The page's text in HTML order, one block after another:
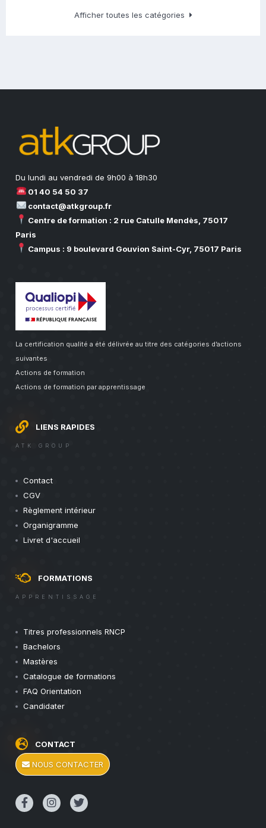
Afficher toutes les catégories
Du lundi au vendredi de 9h00 à 18h30
01 40 54 50 37
contact@atkgroup.fr
Centre de formation : 2 rue Catulle Mendès, 75017
Paris
Campus : 9 boulevard Gouvion Saint-Cyr, 75017 Paris
La certification qualité a été délivrée au titre des catégories d’actions
suivantes
Actions de formation
Actions de formation par apprentissage
LIENS RAPIDES
ATK GROUP
Contact
CGV
Règlement intérieur
Organigramme
Livret d'accueil
FORMATIONS
APPRENTISSAGE
Titres professionnels RNCP
Bachelors
Mastères
Catalogue de formations
FAQ Orientation
Candidater
CONTACT
NOUS CONTACTER